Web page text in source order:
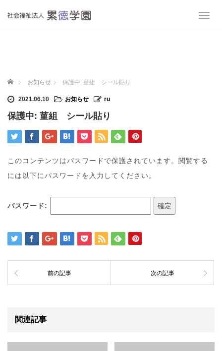
T
n
ホーム お知らせ 保護中: 菫組 シール貼り
2021.06.10 お知らせ ru
保護中: 菫組 シール貼り
このコンテンツはパスワードで保護されています。閲覧する
には以下にパスワードを入力してください。
パスワード:
前の記事 次の記事
関連記事